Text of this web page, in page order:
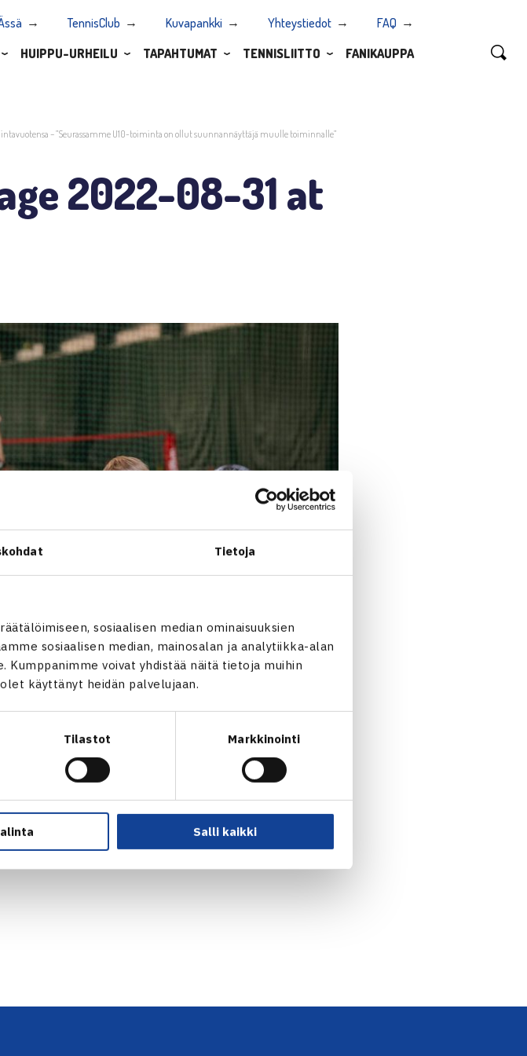
Tietoja
sosiaalisen median ominaisuuksien
sosiaalisen median, mainosalan ja analytiikka-alan
voivat yhdistää näitä tietoja muihin
käyttänyt heidän palvelujaan.
Tilastot Markkinointi
Salli kaikki
TennisClub Kuvapankki Yhteystiedot
FAQ
HUIPPU-URHEILU TAPAHTUMAT TENNISLIITTO FANIKAUPPA
– ”Seurassamme U10-toiminta on ollut suunnannäyttäjä muulle toiminnalle”
2022-08-31 at